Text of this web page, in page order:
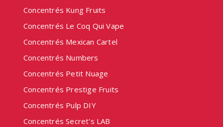
Concentrés Kung Fruits
Concentrés Le Coq Qui Vape
Concentrés Mexican Cartel
Concentrés Numbers
Concentrés Petit Nuage
Concentrés Prestige Fruits
Concentrés Pulp DIY
Concentrés Secret's LAB